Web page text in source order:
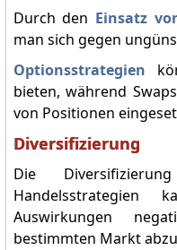
Durch den Einsatz
man sich gegen
Optionsstrategien
bieten, während
von Positionen
Diversifizierung
Die
Auswirkungen
bestimmten Markt